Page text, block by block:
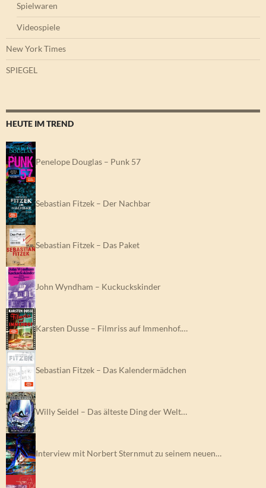
Spielwaren
Videospiele
New York Times
SPIEGEL
HEUTE IM TREND
Penelope Douglas – Punk 57
Sebastian Fitzek – Der Nachbar
Sebastian Fitzek – Das Paket
John Wyndham – Kuckuckskinder
Karsten Dusse – Filmriss auf Immenhof.…
Sebastian Fitzek – Das Kalendermädchen
Willy Seidel – Das älteste Ding der Welt…
Interview mit Norbert Sternmut zu seinem neuen…